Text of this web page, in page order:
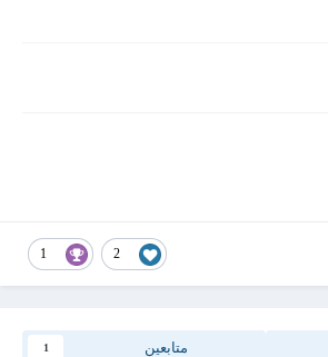
2
1
متابعين 1